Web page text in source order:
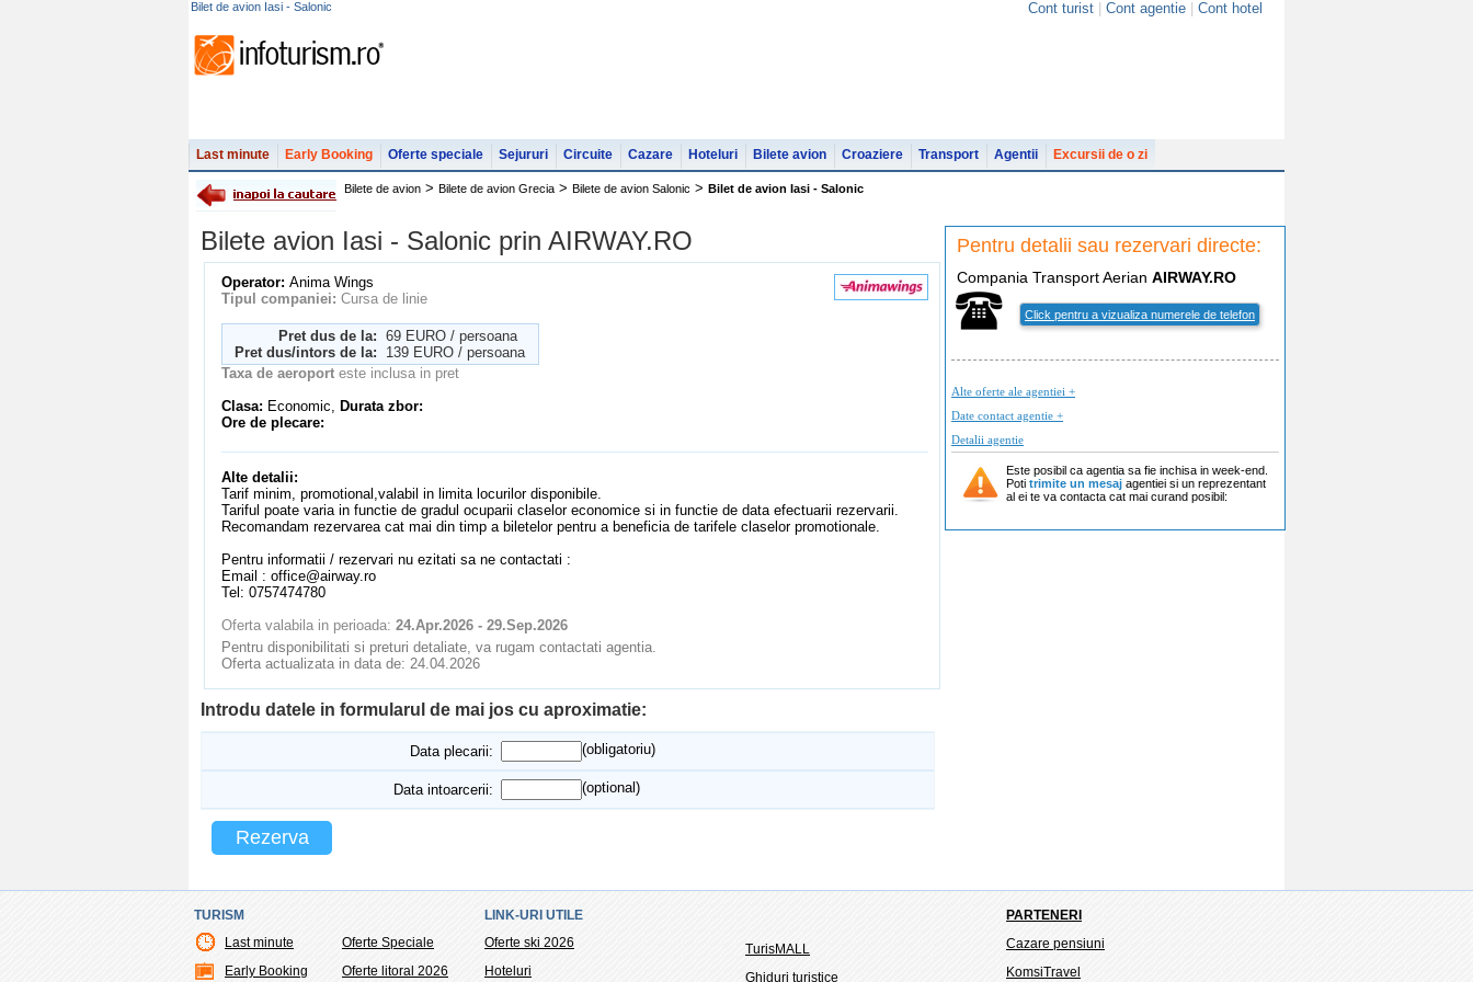
Bilet de avion Iasi - Salonic Cont turist Cont agentie Cont hotel
Last minute Early Booking Oferte speciale Sejururi Circuite Cazare Hoteluri Bilete avion Croaziere Transport Agentii Excursii de o zi
Bilete de avion > Bilete de avion Grecia > Bilete de avion Salonic > Bilet de avion Iasi - Salonic
Bilete avion Iasi - Salonic prin AIRWAY.RO
Operator: Anima Wings
Tipul companiei: Cursa de linie
Pret dus de la: 69 EURO / persoana
Pret dus/intors de la:
139 EURO / persoana
Taxa de aeroport este inclusa in pret
Clasa: Economic, Durata zbor:
Ore de plecare:
Alte detalii:
Tarif minim, promotional,valabil in limita locurilor disponibile.
Tariful poate varia in functie de gradul ocuparii claselor economice si in functie de data efectuarii rezervarii.
Recomandam rezervarea cat mai din timp a biletelor pentru a beneficia de tarifele claselor promotionale.
Pentru informatii / rezervari nu ezitati sa ne contactati :
Email : office@airway.ro
Tel: 0757474780
Oferta valabila in perioada: 24.Apr.2026 - 29.Sep.2026
Pentru disponibilitati si preturi detaliate, va rugam contactati agentia.
Oferta actualizata in data de: 24.04.2026
Introdu datele in formularul de mai jos cu aproximatie:
Data plecarii: (obligatoriu)
Data intoarcerii: (optional)
Rezerva
Pentru detalii sau rezervari directe:
Compania TransportAerian AIRWAY.RO
Click pentru a vizualiza numerele de telefon
Alte oferte ale agentiei +
Date contact agentie +
Detalii agentie
Este posibil ca agentia sa fie inchisa in week-end.
Poti trimite un mesaj agentiei si un reprezentant
al ei te va contacta cat mai curand posibil:
TURISM
Last minute
Early Booking
Oferte Speciale
Oferte litoral 2026
LINK-URI UTILE
Oferte ski 2026
Hoteluri
TurisMALL
Ghiduri turistice
PARTENERI
Cazare pensiuni
KomsiTravel